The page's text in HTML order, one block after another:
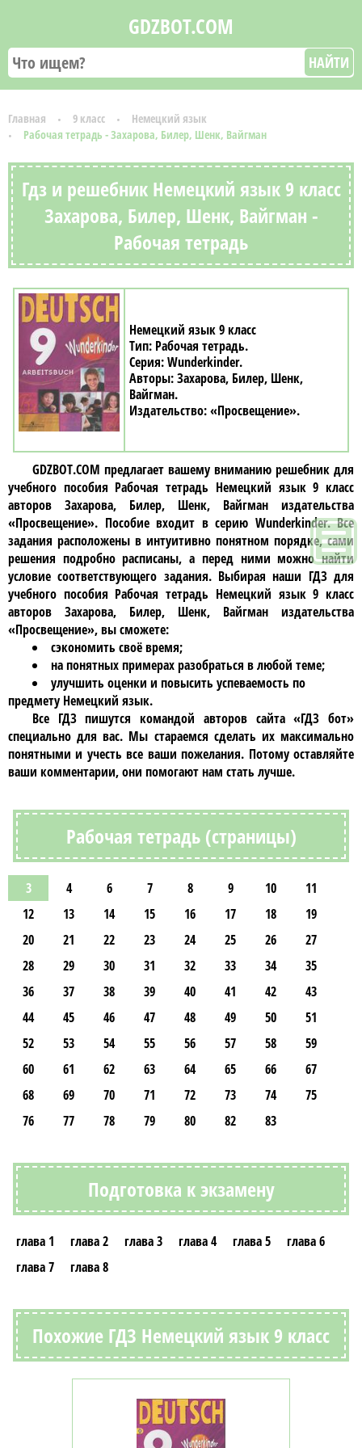
GDZBOT.COM
НАЙТИ
Главная 9 класс
Немецкий язык
Рабочая тетрадь - Захарова, Билер, Шенк, Вайгман
Гдз и решебник Немецкий язык 9 класс
Захарова, Билер, Шенк, Вайгман -
Рабочая тетрадь
Немецкий язык 9 класс
Рабочая тетрадь
Wunderkinder
Захарова, Билер, Шенк,
Вайгман
«Просвещение»
GDZBOT.COM предлагает вашему вниманию решебник для
учебного пособия Рабочая тетрадь Немецкий язык 9 класc
авторов Захарова, Билер, Шенк, Вайгман издательства
«Просвещение». Пособие входит в серию Wunderkinder. Все
задания расположены в интуитивно понятном порядке, сами
решения подробно расписаны, а перед ними можно найти
условие соответствующего задания. Выбирая наши ГДЗ для
учебного пособия Рабочая тетрадь Немецкий язык 9 класc
авторов Захарова, Билер, Шенк, Вайгман издательства
«Просвещение», вы сможете:
сэкономить своё время;
на понятных примерах разобраться в любой теме;
улучшить оценки и повысить успеваемость по
предмету Немецкий язык.
Все ГДЗ пишутся командой авторов сайта «ГДЗ бот»
специально для вас. Мы стараемся сделать их максимально
понятными и учесть все ваши пожелания. Потому оставляйте
ваши комментарии, они помогают нам стать лучше.
Рабочая тетрадь (страницы)
3 4 6 7 8 9 10
11
12
13 14 15 16 17 18
19
20
21 22 23 24 25 26
27
28
29 30 31 32 33 34
35
36
37 38 39 40 41 42
43
44
45 46 47 48 49 50
51
52
53 54 55 56 57 58
59
60
61 62 63 64 65 66
67
68
69 70 71 72 73 74
75
76
77 78 79 80 82 83
Подготовка к экзамену
глава 1 глава 2 глава 3 глава 4 глава 5
глава 6
глава 7
глава 8
Похожие ГДЗ Немецкий язык 9 класс